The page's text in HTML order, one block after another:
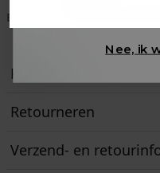
Betaal achteraf met
Klantenservice
Retourneren
Verzend- en
Nee, ik